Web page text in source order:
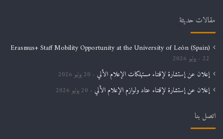
مقالات حديثة
Erasmus+ Staff Mobility Opportunity at the University of León (Spain)
22 يوليو 2026
إعلان عن إستشارة لإقتناء مستهلكات الإعلام الألي 20 يوليو 2026
إعلان عن إستشارة لإقتناء عتاد ولوازم الإعلام الألي 20 يوليو 2026
اتصل بنا